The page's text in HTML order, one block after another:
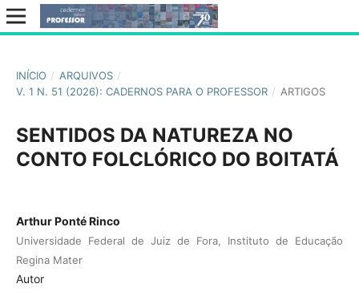
INÍCIO / ARQUIVOS /
V. 1 N. 51 (2026): CADERNOS PARA O PROFESSOR / ARTIGOS
SENTIDOS DA NATUREZA NO
CONTO FOLCLÓRICO DO BOITATÁ
Arthur Ponté Rinco
Universidade Federal de Juiz de Fora, Instituto de Educação
Regina Mater
Autor